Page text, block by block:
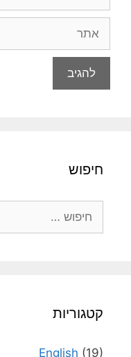
חיפוש
קטגוריות
English (19)